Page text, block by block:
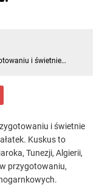
i świetnie
i świetnie
Kuskus to
Tunezji, Algierii,
w przygotowaniu,